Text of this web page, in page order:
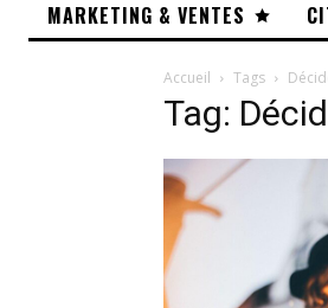
MARKETING & VENTES
Accueil Tags
Tag: